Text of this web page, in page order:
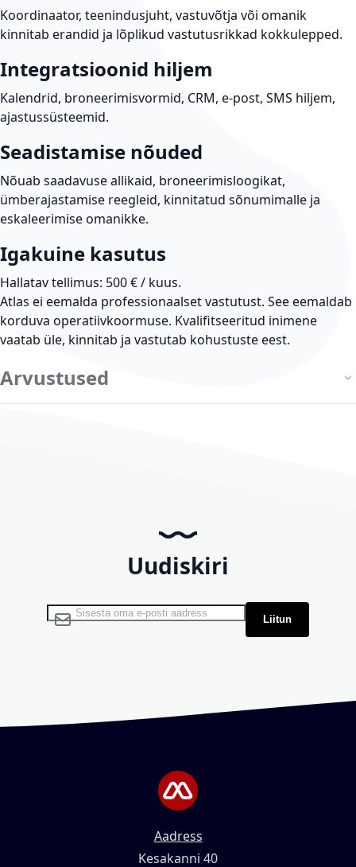
Koordinaator, teenindusjuht, vastuvõtja või omanik
kinnitab erandid ja lõplikud vastutusrikkad kokkulepped.
Integratsioonid hiljem
Kalendrid, broneerimisvormid, CRM, e-post, SMS hiljem,
ajastussüsteemid.
Seadistamise nõuded
Nõuab saadavuse allikaid, broneerimisloogikat,
ümberajastamise reegleid, kinnitatud sõnumimalle ja
eskaleerimise omanikke.
Igakuine kasutus
Hallatav tellimus: 500 € / kuus.
Atlas ei eemalda professionaalset vastutust. See eemaldab
korduva operatiivkoormuse. Kvalifitseeritud inimene
vaatab üle, kinnitab ja vastutab kohustuste eest.
Arvustused
Uudiskiri
Liitu uudiskirjaga: Liitun
Aadress
Kesakanni 40